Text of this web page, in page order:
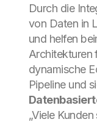
Durch die
von Daten in
und helfen
Architekturen
dynamische
Pipeline und
„Viele